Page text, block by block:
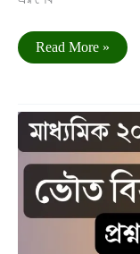
মাধ্যমিক
২০২৬
PDF
ডাউনলোড
2026
Madhyamik
Life
Science
Question
Read More »
Feb
10
2026